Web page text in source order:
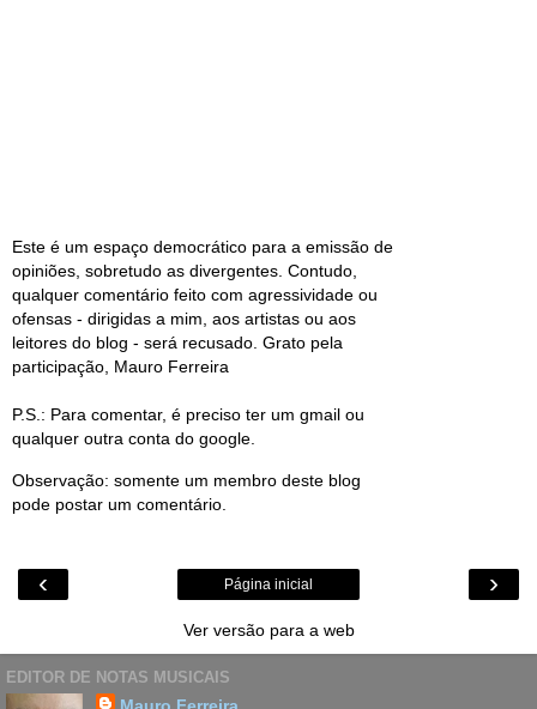
Este é um espaço democrático para a emissão de
opiniões, sobretudo as divergentes. Contudo,
qualquer comentário feito com agressividade ou
ofensas - dirigidas a mim, aos artistas ou aos
leitores do blog - será recusado. Grato pela
participação, Mauro Ferreira
P.S.: Para comentar, é preciso ter um gmail ou
qualquer outra conta do google.
Observação: somente um membro deste blog
pode postar um comentário.
‹ ›
Página inicial
Ver versão para a web
EDITOR DE NOTAS MUSICAIS